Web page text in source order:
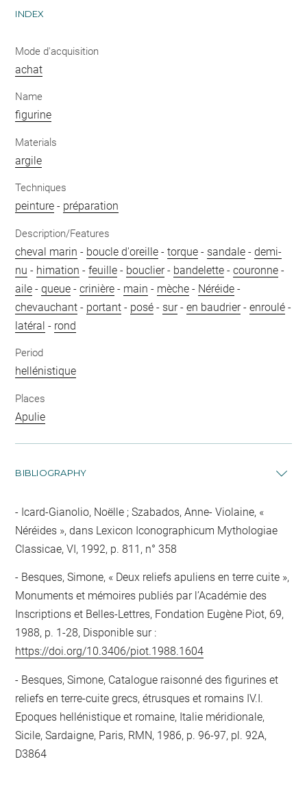
INDEX
Mode d'acquisition
achat
Name
figurine
Materials
argile
Techniques
peinture - préparation
Description/Features
cheval marin - boucle d'oreille -torque - sandale -demi-
nu - himation -feuille - bouclier- bandelette -couronne -
aile -queue -crinière - main - mèche - Néréide -
chevauchant - portant - posé - sur-en baudrier-enroulé -
latéral - rond
Period
hellénistique
Places
Apulie
BIBLIOGRAPHY
Icard-Gianolio, Noëlle ; Szabados, Anne- Violaine, «
Néréides », dans Lexicon Iconographicum Mythologiae
Classicae, VI, 1992, p. 811, n° 358
Besques, Simone, « Deux reliefs apuliens en terre cuite »,
Monuments et mémoires publiés par l’Académie des
Inscriptions et Belles-Lettres, Fondation Eugène Piot, 69,
1988, p. 1-28, Disponible sur :
https://doi.org/10.3406/piot.1988.1604
Besques, Simone, Catalogue raisonné des figurines et
reliefs en terre-cuite grecs, étrusques et romains IV.I.
Epoques hellénistique et romaine, Italie méridionale,
Sicile, Sardaigne, Paris, RMN, 1986, p. 96-97, pl. 92A,
D3864